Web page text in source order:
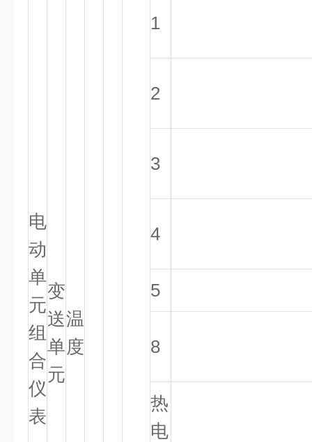
电
动
单
元
组
合
仪
表
变
送
单
元
温
度
1
2
3
4
5
8
热
电